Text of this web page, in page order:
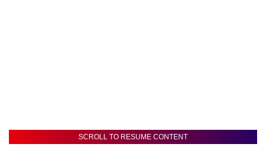
SCROLL TO RESUME CONTENT